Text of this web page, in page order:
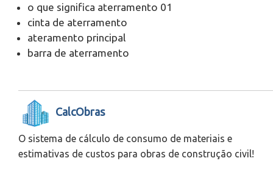
o que significa aterramento 01
cinta de aterramento
ateramento principal
barra de aterramento
CalcObras
O sistema de cálculo de consumo de materiais e
estimativas de custos para obras de construção civil!